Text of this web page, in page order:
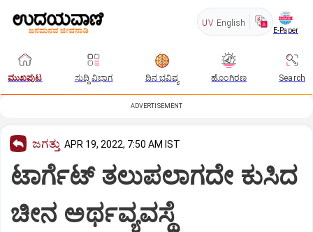
UV English
E-Paper
ಮುಖಪುಟ ಸುದ್ದಿ ವಿಭಾಗ ದಿನ ಭವಿಷ್ಯ ಹೊಂಗಿರಣ Search
ADVERTISEMENT
ಜಗತ್ತು APR 19, 2022, 7:50 AM IST
ಟಾರ್ಗೆಟ್‌ ತಲುಪಲಾಗದೇ ಕುಸಿದ
ಚೀನ ಅರ್ಥವ್ಯವಸ್ಥೆ